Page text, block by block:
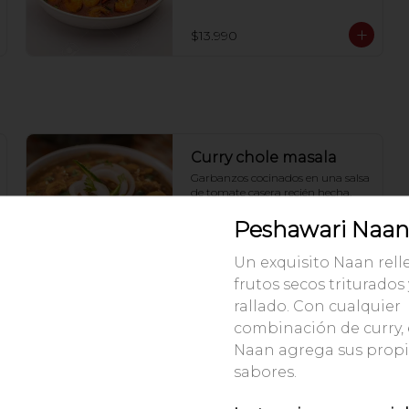
$13.990
Curry chole masala
Garbanzos cocinados en una salsa
de tomate casera recién hecha.
punjab en india.
Curry malai kofta
Empanadillas de papa y paneer
hecho en la casa bañadas en una
cremosa salsa de tomate.
Peshawari Naan
Un exquisito Naan
frutos secos triturados
rallado. Con cualquier
combinación de curry,
Naan agrega sus
sabores.